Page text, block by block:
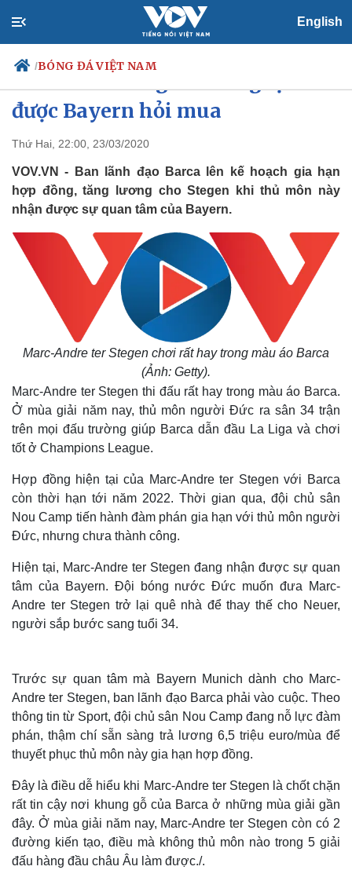
English
/BÓNG ĐÁ VIỆT NAM
Chính trị
Đảng
Tổ chức nhân sự
Quốc hội
Nhận diện sự thật
Tin 24h
Dự báo thời tiết
Giáo dục
Dấu ấn VOV
Việc làm
Biển đảo
Thế giới
Multimedia
được Bayern hỏi mua
Thứ Hai, 22:00, 23/03/2020
VOV.VN - Ban lãnh đạo Barca lên kế hoạch gia hạn
hợp đồng, tăng lương cho Stegen khi thủ môn này
nhận được sự quan tâm của Bayern.
Marc-Andre ter Stegen chơi rất hay trong màu áo Barca
(Ảnh: Getty).
Marc-Andre ter Stegen thi đấu rất hay trong màu áo Barca.
Ở mùa giải năm nay, thủ môn người Đức ra sân 34 trận
trên mọi đấu trường giúp Barca dẫn đầu La Liga và chơi
tốt ở Champions League.
Hợp đồng hiện tại của Marc-Andre ter Stegen với Barca
còn thời hạn tới năm 2022. Thời gian qua, đội chủ sân
Nou Camp tiến hành đàm phán gia hạn với thủ môn người
Đức, nhưng chưa thành công.
Hiện tại, Marc-Andre ter Stegen đang nhận được sự quan
tâm của Bayern. Đội bóng nước Đức muốn đưa Marc-
Andre ter Stegen trở lại quê nhà để thay thế cho Neuer,
người sắp bước sang tuổi 34.
Trước sự quan tâm mà Bayern Munich dành cho Marc-
Andre ter Stegen, ban lãnh đạo Barca phải vào cuộc. Theo
thông tin từ Sport, đội chủ sân Nou Camp đang nỗ lực đàm
phán, thậm chí sẵn sàng trả lương 6,5 triệu euro/mùa để
thuyết phục thủ môn này gia hạn hợp đồng.
Đây là điều dễ hiểu khi Marc-Andre ter Stegen là chốt chặn
rất tin cậy nơi khung gỗ của Barca ở những mùa giải gần
đây. Ở mùa giải năm nay, Marc-Andre ter Stegen còn có 2
đường kiến tạo, điều mà không thủ môn nào trong 5 giải
đấu hàng đầu châu Âu làm được./.